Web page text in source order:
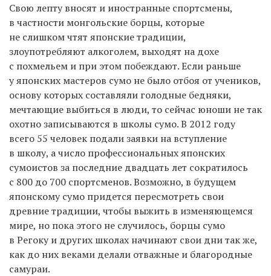
Свою лепту вносят и иностранные спортсмены,
в частности монгольские борцы, которые
не слишком чтят японские традиции,
злоупотребляют алкоголем, выходят на дохе
с похмельем и при этом побеждают. Если раньше
у японских мастеров сумо не было отбоя от учеников,
основу которых составляли голодные бедняки,
мечтающие выбиться в люди, то сейчас юноши не так
охотно записываются в школы сумо. В 2012 году
всего 55 человек подали заявки на вступление
в школу, а число профессиональных японских
сумоистов за последние двадцать лет сократилось
с 800 до 700 спортсменов. Возможно, в будущем
японскому сумо придется пересмотреть свои
древние традиции, чтобы выжить в изменяющемся
мире, но пока этого не случилось, борцы сумо
в Регоку и других школах начинают свои дни так же,
как до них веками делали отважные и благородные
самураи.